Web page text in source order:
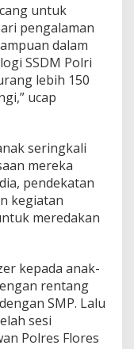
untuk
pengalaman
dalam
SSDM Polri
lebih 150
ucap
seringkali
mereka
pendekatan
kegiatan
meredakan
kepada anak-
rentang
SMP. Lalu
sesi
Polres Flores